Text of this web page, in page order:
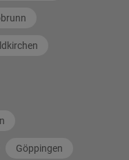
Göppingen